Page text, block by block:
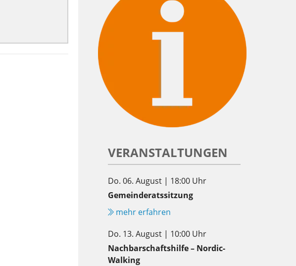
VERANSTALTUNGEN
Do. 06. August | 18:00 Uhr
Gemeinderatssitzung
mehr erfahren
Do. 13. August | 10:00 Uhr
Nachbarschaftshilfe – Nordic-
Walking